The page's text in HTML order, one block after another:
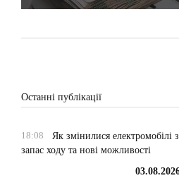
Останні публікації
18:08
Як змінилися електромобілі
запас ходу та нові можливості